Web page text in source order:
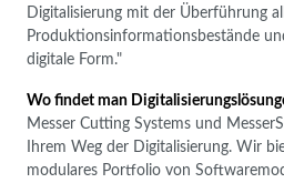
Digitalisierung mit der Überführung
Produktionsinformationsbestände
digitale Form."
Wo findet man
Messer Cutting Systems und
Ihrem Weg der Digitalisierung. Wir
modulares Portfolio von